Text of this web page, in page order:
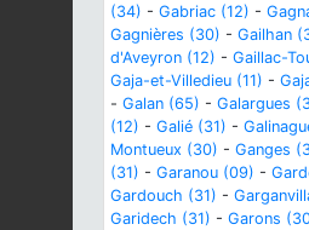
(34) - Gabriac (12) -
Gagnières (30) - Gailhan
d'Aveyron (12) - Gaillac-
Gaja-et-Villedieu (11) -
- Galan (65) - Galargues
(12) - Galié (31) -
Montueux (30) - Ganges
(31) - Garanou (09) -
Gardouch (31) -
Garidech (31) - Garons